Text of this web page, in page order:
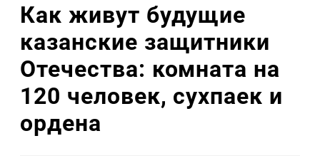
Как живут будущие
казанские защитники
Отечества: комната на
120 человек, сухпаек и
ордена